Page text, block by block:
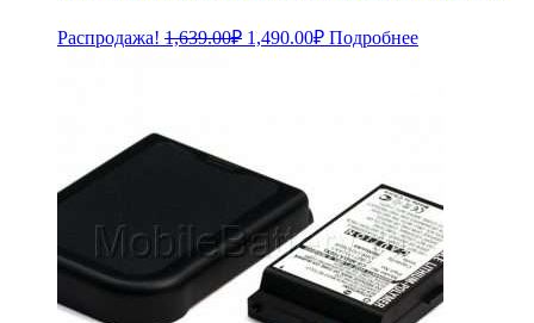
Распродажа! 1,639.00₽ Первоначальная
1,490.00₽Текущая
цена:
Подробнее